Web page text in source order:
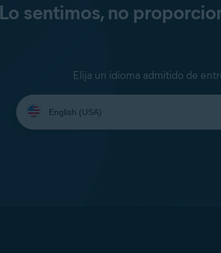
Lo sentimos, no
Elija un idioma admitido de
Seleccione
su
idioma: